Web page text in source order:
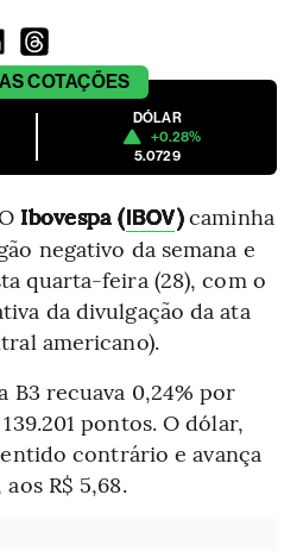
COTAÇÕES
DÓLAR
+0.28%
5.0729
Ibovespa (IBOV)caminha
negativo da semana e
quarta-feira (28), com o
da divulgação da ata
americano).
recuava 0,24% por
pontos. O dólar,
contrário e avança
R$ 5,68.